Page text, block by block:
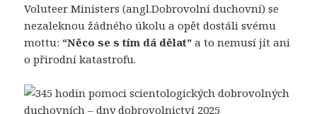
Voluteer Ministers (angl.Dobrovolní duchovní) se
nezaleknou žádného úkolu a opět dostáli svému
mottu: “Něco se s tím dá dělat” a to nemusí jít ani
o přirodní katastrofu.